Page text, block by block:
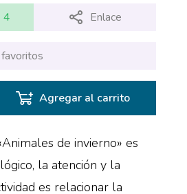
4 Enlace
Agregar al carrito
de invierno» es
la atención y la
es relacionar la